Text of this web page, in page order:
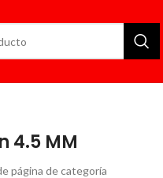
4.5 MM
página de categoría